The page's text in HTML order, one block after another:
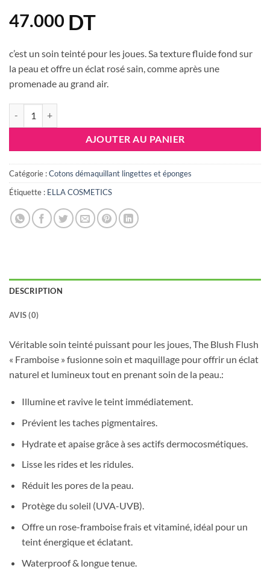
47.000 DT
c’est un soin teinté pour les joues. Sa texture fluide fond sur
la peau et offre un éclat rosé sain, comme après une
promenade au grand air.
AJOUTER AU PANIER
Catégorie :Cotons démaquillant lingettes et éponges
Étiquette : ELLA COSMETICS
DESCRIPTION
AVIS (0)
Véritable soin teinté puissant pour les joues, The Blush Flush
« Framboise » fusionne soin et maquillage pour offrir un éclat
naturel et lumineux tout en prenant soin de la peau.:
Illumine et ravive le teint immédiatement.
Prévient les taches pigmentaires.
Hydrate et apaise grâce à ses actifs dermocosmétiques.
Lisse les rides et les ridules.
Réduit les pores de la peau.
Protège du soleil (UVA-UVB).
Offre un rose-framboise frais et vitaminé, idéal pour un
teint énergique et éclatant.
Waterproof & longue tenue.